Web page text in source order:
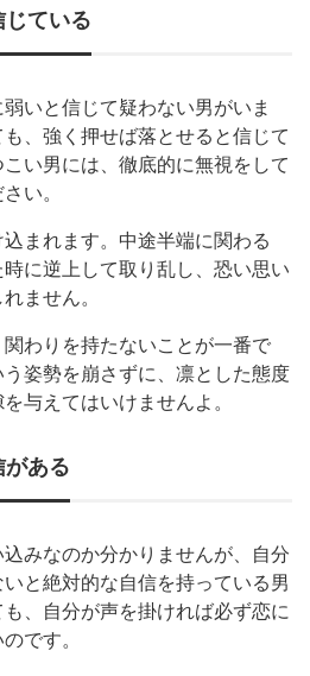
ている
いと信じて疑わない男がいま
、強く押せば落とせると信じて
い男には、徹底的に無視をして
い。
まれます。中途半端に関わる
に逆上して取り乱し、恐い思い
ません。
わりを持たないことが一番で
姿勢を崩さずに、凛とした態度
与えてはいけませんよ。
ある
みなのか分かりませんが、自分
と絶対的な自信を持っている男
、自分が声を掛ければ必ず恋に
です。